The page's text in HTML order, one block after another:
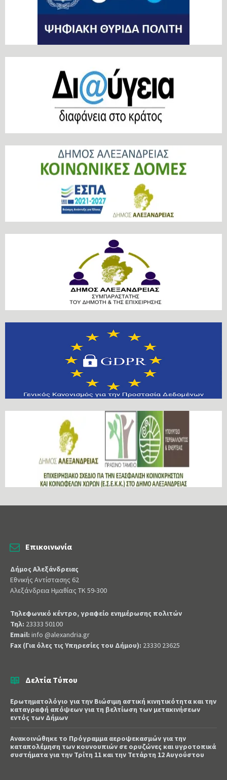
Επικοινωνία
Δήμος Αλεξάνδρειας
Εθνικής Αντίστασης 62
Αλεξάνδρεια Ημαθίας ΤΚ 59-300
Τηλεφωνικό κέντρο, γραφείο ενημέρωσης πολιτών
Τηλ: 23333 50100
Email: info @alexandria.gr
Fax (Για όλες τις Υπηρεσίες του Δήμου): 23330 23625
Δελτία Τύπου
Ερωτηματολόγιο για την Βιώσιμη αστική κινητικότητα και την
καταγραφή απόψεων για τη βελτίωση των μετακινήσεων
εντός των Δήμων
Ανακοινώθηκε το Πρόγραμμα αεροψεκασμών για την
καταπολέμηση των κουνουπιών σε ορυζώνες και υγροτοπικά
συστήματα για την Τρίτη 11 και την Τετάρτη 12 Αυγούστου